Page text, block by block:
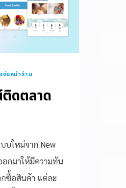
ต่งหน้าร้าน
ติดตลาด
บใหม่จาก New
อกมาให้มีความทัน
กซื้อสินค้า แต่ละ